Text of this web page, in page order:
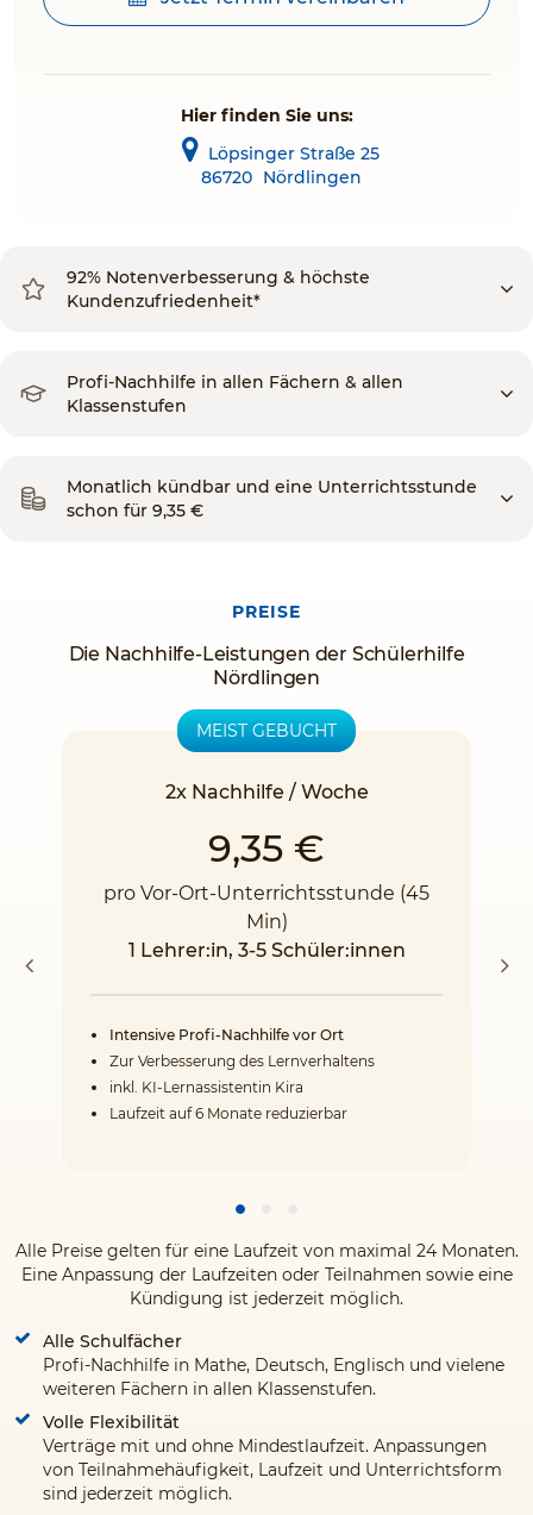
Hier finden Sie uns:
Löpsinger Straße 25
86720 Nördlingen
92% Notenverbesserung & höchste
Kundenzufriedenheit*
Profi-Nachhilfe in allen Fächern & allen
Klassenstufen
Monatlich kündbar und eine Unterrichtsstunde
schon für 9,35 €
PREISE
Die Nachhilfe-Leistungen der Schülerhilfe
Nördlingen
MEIST GEBUCHT
2x Nachhilfe / Woche
9,35 €
pro Vor-Ort-Unterrichtsstunde (45
Min)
1 Lehrer:in, 3-5 Schüler:innen
Intensive Profi-Nachhilfe vor Ort
Zur Verbesserung des Lernverhaltens
inkl. KI-Lernassistentin Kira
Laufzeit auf 6 Monate reduzierbar
Alle Preise gelten für eine Laufzeit von maximal 24 Monaten.
Eine Anpassung der Laufzeiten oder Teilnahmen sowie eine
Kündigung ist jederzeit möglich.
Alle Schulfächer
Profi-Nachhilfe in Mathe, Deutsch, Englisch und vielene
weiteren Fächern in allen Klassenstufen.
Volle Flexibilität
Verträge mit und ohne Mindestlaufzeit. Anpassungen
von Teilnahmehäufigkeit, Laufzeit und Unterrichtsform
sind jederzeit möglich.